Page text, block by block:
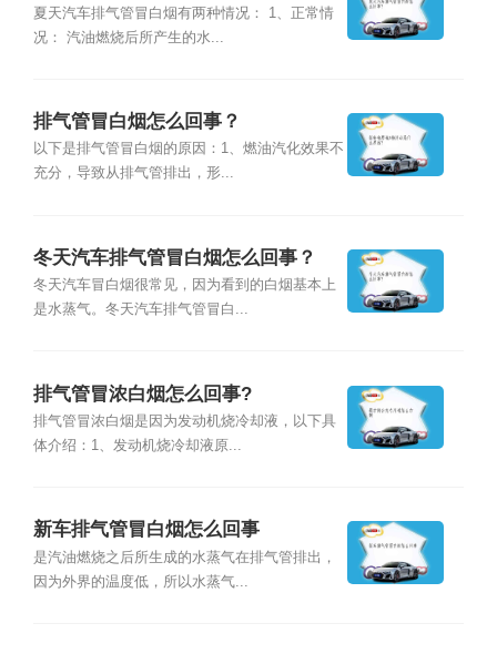
夏天汽车排气管冒白烟有两种情况： 1、正常情
况： 汽油燃烧后所产生的水...
排气管冒白烟怎么回事？
以下是排气管冒白烟的原因：1、燃油汽化效果不
充分，导致从排气管排出，形...
冬天汽车排气管冒白烟怎么回事？
冬天汽车冒白烟很常见，因为看到的白烟基本上
是水蒸气。冬天汽车排气管冒白...
排气管冒浓白烟怎么回事?
排气管冒浓白烟是因为发动机烧冷却液，以下具
体介绍：1、发动机烧冷却液原...
新车排气管冒白烟怎么回事
是汽油燃烧之后所生成的水蒸气在排气管排出，
因为外界的温度低，所以水蒸气...